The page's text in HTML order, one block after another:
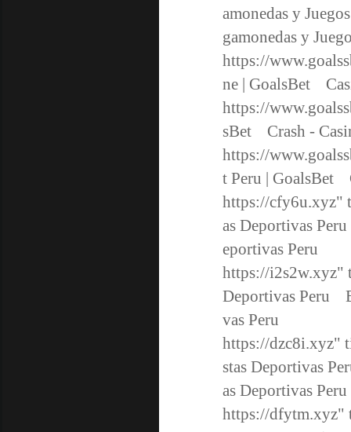
amonedas y
gamonedas y
https://
ne | GoalsBet
https://
sBet Crash -
https://
t Peru | GoalsBet
https://cfy6u.xyz"
as Deportivas
eportivas Peru
https://i2s2w.xyz"
Deportivas Peru
vas Peru
https://dzc8i.xyz"
stas Deportivas
as Deportivas
https://dfytm.xyz"